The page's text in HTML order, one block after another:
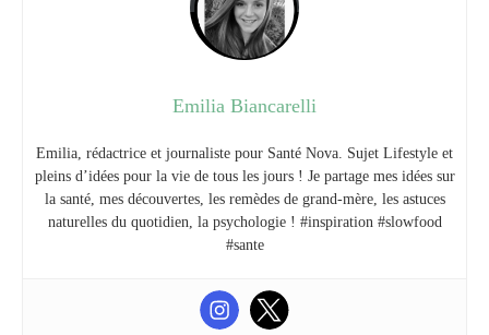
Emilia Biancarelli
Emilia, rédactrice et journaliste pour Santé Nova. Sujet Lifestyle et
pleins d’idées pour la vie de tous les jours ! Je partage mes idées sur
la santé, mes découvertes, les remèdes de grand-mère, les astuces
naturelles du quotidien, la psychologie ! #inspiration #slowfood
#sante